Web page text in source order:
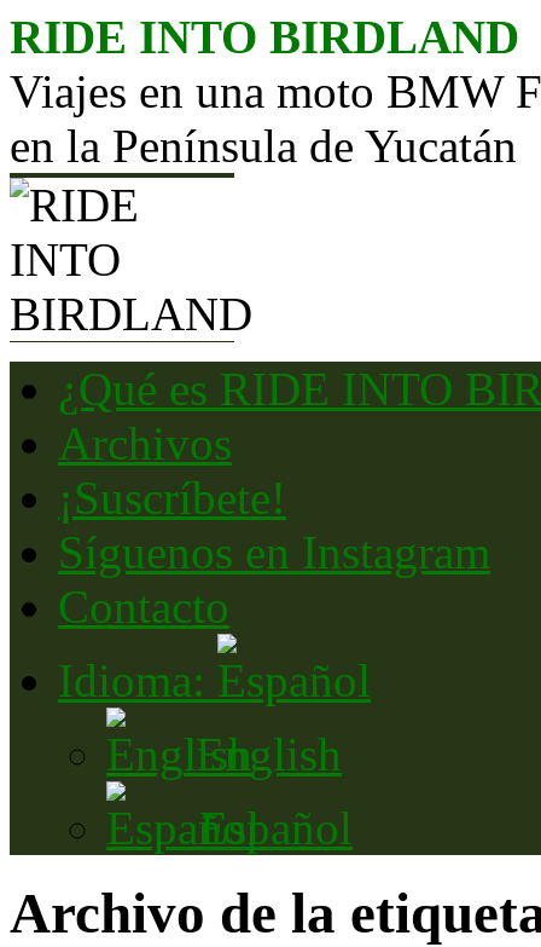
Saltar
RIDE INTO BIRDLAND
Viajes en una moto BMW
en la Península de Yucatán
¿Qué es RIDE INTO
Archivos
¡Suscríbete!
Síguenos en Instagram
Contacto
Idioma:
English
Español
Archivo de la